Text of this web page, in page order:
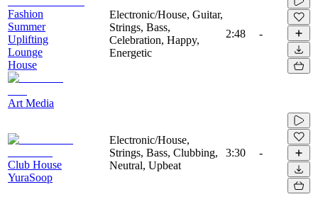
Fashion
Summer
Uplifting
Lounge
House
Art Media
Electronic/House, Guitar,
Strings, Bass,
Celebration, Happy,
Energetic
2:48 -
Club House
YuraSoop
Electronic/House,
Strings, Bass, Clubbing,
Neutral, Upbeat
3:30 -